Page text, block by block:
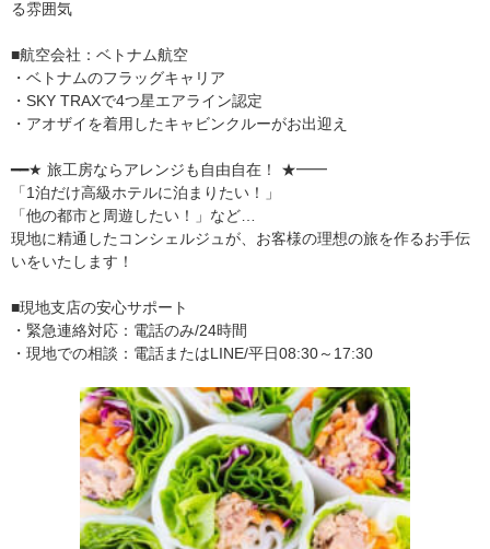
る雰囲気
■航空会社：ベトナム航空
・ベトナムのフラッグキャリア
・SKY TRAXで4つ星エアライン認定
・アオザイを着用したキャビンクルーがお出迎え
━━★ 旅工房ならアレンジも自由自在！ ★━━
「1泊だけ高級ホテルに泊まりたい！」
「他の都市と周遊したい！」など…
現地に精通したコンシェルジュが、お客様の理想の旅を作るお手伝
いをいたします！
■現地支店の安心サポート
・緊急連絡対応：電話のみ/24時間
・現地での相談：電話またはLINE/平日08:30～17:30